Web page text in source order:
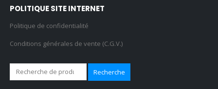
POLITIQUE SITE INTERNET
Politique de confidentialité
Conditions générales de vente (C.G.V.)
Recherche